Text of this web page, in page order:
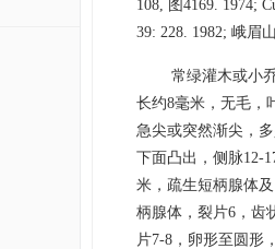
108, 图4169. 1974;
39: 228. 1982; 峨眉
常绿灌木或小
长约8毫米，无毛，
急尖或突然渐尖，
下面凸出，侧脉12-
米，疏生短柄腺体
柄腺体，裂片6，齿
片7-8，卵形至圆形